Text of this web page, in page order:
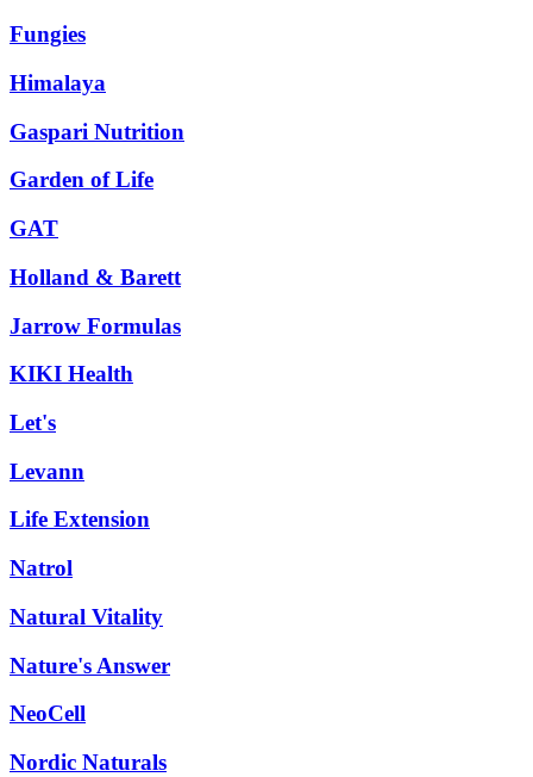
Fungies
Himalaya
Gaspari Nutrition
Garden of Life
GAT
Holland & Barett
Jarrow Formulas
KIKI Health
Let's
Levann
Life Extension
Natrol
Natural Vitality
Nature's Answer
NeoCell
Nordic Naturals